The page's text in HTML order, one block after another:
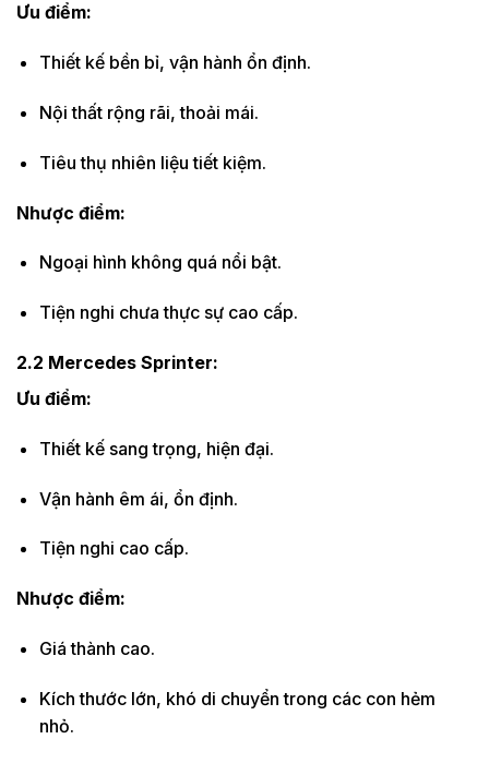
Ưu điểm:
Thiết kế bền bỉ, vận hành ổn định.
Nội thất rộng rãi, thoải mái.
Tiêu thụ nhiên liệu tiết kiệm.
Nhược điểm:
Ngoại hình không quá nổi bật.
Tiện nghi chưa thực sự cao cấp.
2.2 Mercedes Sprinter:
Ưu điểm:
Thiết kế sang trọng, hiện đại.
Vận hành êm ái, ổn định.
Tiện nghi cao cấp.
Nhược điểm:
Giá thành cao.
Kích thước lớn, khó di chuyển trong các con hẻm
nhỏ.